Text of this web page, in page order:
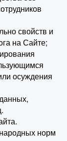
свойств и
на Сайте;
осуждения
норм